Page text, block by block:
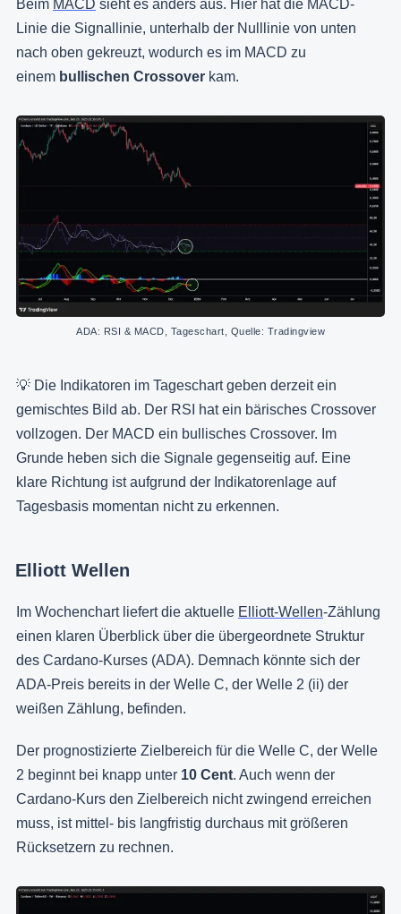
Beim MACD sieht es anders aus. Hier hat die MACD-
Linie die Signallinie, unterhalb der Nulllinie von unten
nach oben gekreuzt, wodurch es im MACD zu
einem bullischen Crossover kam.
ADA: RSI & MACD, Tageschart, Quelle: Tradingview
💡 Die Indikatoren im Tageschart geben derzeit ein
gemischtes Bild ab. Der RSI hat ein bärisches Crossover
vollzogen. Der MACD ein bullisches Crossover. Im
Grunde heben sich die Signale gegenseitig auf. Eine
klare Richtung ist aufgrund der Indikatorenlage auf
Tagesbasis momentan nicht zu erkennen.
Elliott Wellen
Im Wochenchart liefert die aktuelle Elliott-Wellen-Zählung
einen klaren Überblick über die übergeordnete Struktur
des Cardano-Kurses (ADA). Demnach könnte sich der
ADA-Preis bereits in der Welle C, der Welle 2 (ii) der
weißen Zählung, befinden.
Der prognostizierte Zielbereich für die Welle C, der Welle
2 beginnt bei knapp unter 10 Cent. Auch wenn der
Cardano-Kurs den Zielbereich nicht zwingend erreichen
muss, ist mittel- bis langfristig durchaus mit größeren
Rücksetzern zu rechnen.